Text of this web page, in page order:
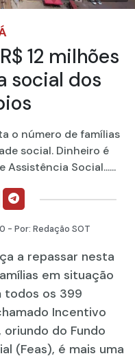
12 milhões
social dos
o número de famílias
social. Dinheiro é
Social......
- Por: Redação SOT
a repassar nesta
em situação
todos os 399
Incentivo
do Fundo
(Feas), é mais uma